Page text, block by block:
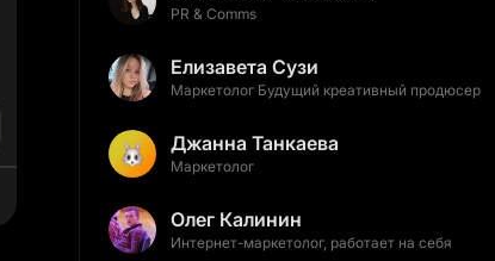
PR & Comms
Елизавета Сузи
Маркетолог Будущий креативный продюсер
Джанна Танкаева
Маркетолог
Олег Калинин
Интернет-маркетолог, работает на себя